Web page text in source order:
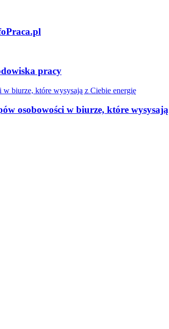
pracy
osobowości w biurze, które wysysają